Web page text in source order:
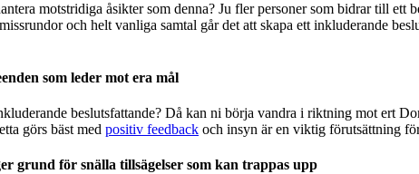
motstridiga åsikter som denna? Ju fler personer som bidrar till
och helt vanliga samtal går det att skapa ett inkluderande
som leder mot era mål
beslutsfattande? Då kan ni börja vandra i riktning mot ert
görs bäst med positiv feedback och insyn är en viktig förutsättning
grund för snälla tillsägelser som kan trappas upp